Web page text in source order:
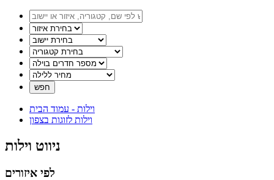
וילות - עמוד הבית
וילות לזוגות בצפון
ניווט וילות
לפי איזורים